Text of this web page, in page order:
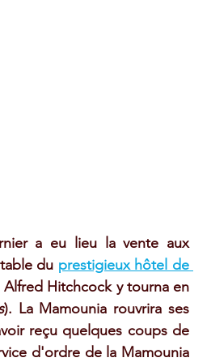
a eu lieu la vente aux
du prestigieux hôtel de
Hitchcock y tourna en
). La Mamounia rouvrira ses
reçu quelques coups de
d'ordre de la Mamounia